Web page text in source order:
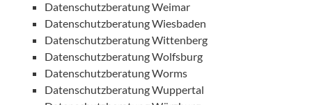
Datenschutzberatung Weimar
Datenschutzberatung Wiesbaden
Datenschutzberatung Wittenberg
Datenschutzberatung Wolfsburg
Datenschutzberatung Worms
Datenschutzberatung Wuppertal